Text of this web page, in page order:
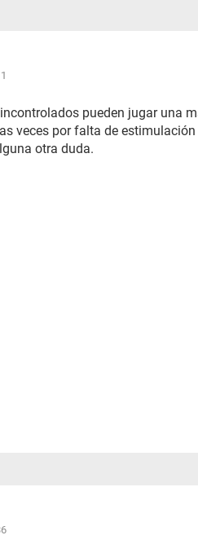
pueden jugar una
veces por falta de
otra duda.